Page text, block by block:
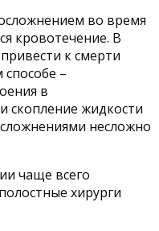
во время
кровотечение. В
к смерти
–
в
скопление жидкости
несложно
чаще всего
хирурги